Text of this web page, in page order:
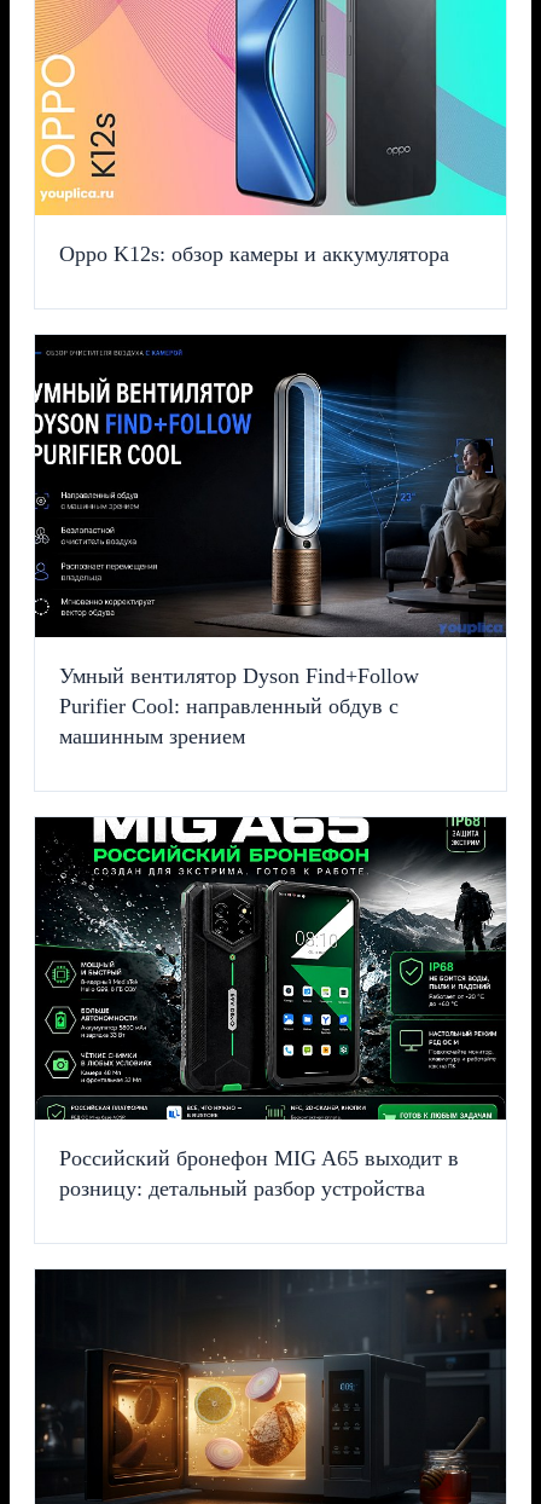
Oppo K12s: обзор камеры и аккумулятора
Умный вентилятор Dyson Find+Follow
Purifier Cool: направленный обдув с
машинным зрением
Российский бронефон MIG A65 выходит в
розницу: детальный разбор устройства